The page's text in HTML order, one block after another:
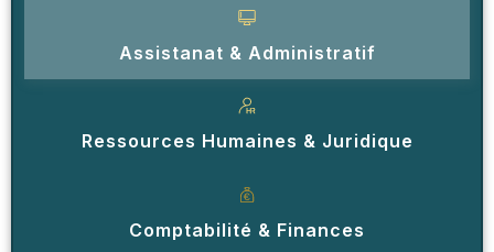
Assistanat & Administratif
Ressources Humaines & Juridique
Comptabilité & Finances